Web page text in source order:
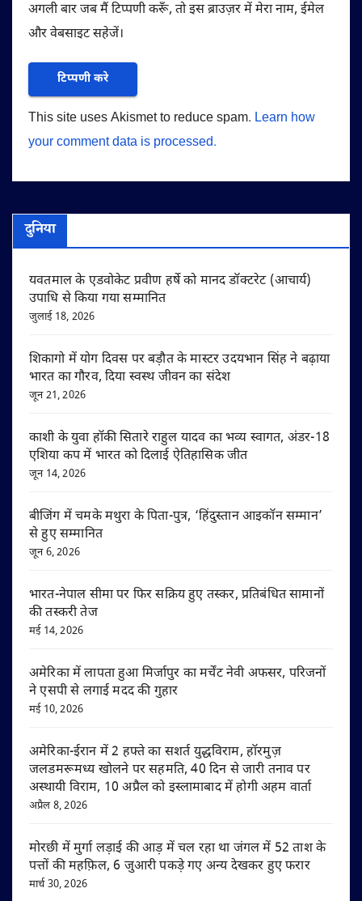
अगली बार जब मैं टिप्पणी करूँ, तो इस ब्राउज़र में मेरा नाम, ईमेल
और वेबसाइट सहेजें।
This site uses Akismet to reduce spam. Learn how
your comment data is processed.
दुनिया
यवतमाल के एडवोकेट प्रवीण हर्षे को मानद डॉक्टरेट (आचार्य)
उपाधि से किया गया सम्मानित
जुलाई 18, 2026
शिकागो में योग दिवस पर बड़ौत के मास्टर उदयभान सिंह ने बढ़ाया
भारत का गौरव, दिया स्वस्थ जीवन का संदेश
जून 21, 2026
काशी के युवा हॉकी सितारे राहुल यादव का भव्य स्वागत, अंडर-18
एशिया कप में भारत को दिलाई ऐतिहासिक जीत
जून 14, 2026
बीजिंग में चमके मथुरा के पिता-पुत्र, ‘हिंदुस्तान आइकॉन सम्मान’
से हुए सम्मानित
जून 6, 2026
भारत-नेपाल सीमा पर फिर सक्रिय हुए तस्कर, प्रतिबंधित सामानों
की तस्करी तेज
मई 14, 2026
अमेरिका में लापता हुआ मिर्जापुर का मर्चेंट नेवी अफसर, परिजनों
ने एसपी से लगाई मदद की गुहार
मई 10, 2026
अमेरिका-ईरान में 2 हफ्ते का सशर्त युद्धविराम, हॉरमुज़
जलडमरूमध्य खोलने पर सहमति, 40 दिन से जारी तनाव पर
अस्थायी विराम, 10 अप्रैल को इस्लामाबाद में होगी अहम वार्ता
अप्रैल 8, 2026
मोरछी में मुर्गा लड़ाई की आड़ में चल रहा था जंगल में 52 ताश के
पत्तों की महफ़िल, 6 जुआरी पकड़े गए अन्य देखकर हुए फरार
मार्च 30, 2026